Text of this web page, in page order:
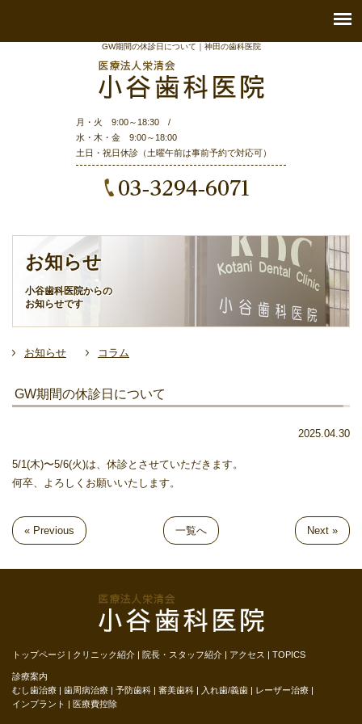
GW期間の休診日について｜神田の歯科医院
月・火 9:00～18:30 /
水・木・金 9:00～18:00
土日・祝日休診（土曜午前は事前予約で対応可）
お知らせ
小谷歯科医院からの
お知らせです
お知らせ コラム
GW期間の休診日について
2025.04.30
5/1(木)〜5/6(火)は、休診とさせていただきます。
何卒、よろしくお願いいたします。
« Previous 一覧へ Next »
トップページ クリニック紹介 院長・スタッフ紹介 アクセス TOPICS
診療案内
むし歯治療
歯周病治療 予防歯科 審美歯科 入れ歯/義歯
レーザー治療
インプラント
医療費控除